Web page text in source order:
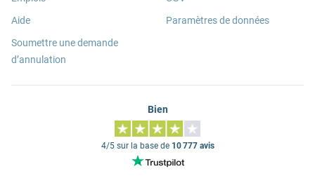
Aide
Soumettre une demande
d’annulation
Paramètres de données
Bien
4/5 sur la base de 10 777 avis